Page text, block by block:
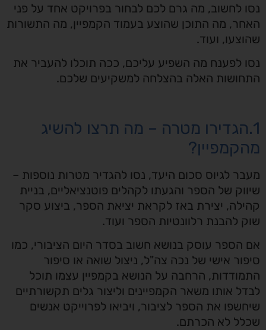
נסו לחשוב, מה גרם לכם לבחור בפרויקט אחד על פני
האחר, מה התוכן שהוצע בעמוד הקמפיין, מה התשורות
שהוצעו, ועוד.
נסו לפענח מה השפיע עליכם, ככה תוכלו להעביר את
התחושות האלה בהצלחה למשקיעים שלכם.
1.הגדירו מטרה – מה תרצו להשיג
מהקמפיין?
מעבר לגיוס סכום היעד, נסו להגדיר מטרות נוספות –
שיווק של הספר והגעתו לקהלים פוטנציאליים, בניית
קהילה, יצירת באז לקראת יציאת הספר, ביצוע סקר
שוק להבנת רלוונטיות הספר ועוד.
אם הספר עוסק בנושא חשוב בסדר היום הציבורי, כמו
סיפור אישי של נכה צה"ל, ניצול שואה או סיפור
התמודדות, הרחבה על הנושא בקמפיין עצמו תוכל
לבדל אותו משאר הקמפיינים וליצור גלים תקשורתיים
שיחשפו את הספר לציבור, ויביאו לפרוייקט אנשים
שכלל לא הכרתם.